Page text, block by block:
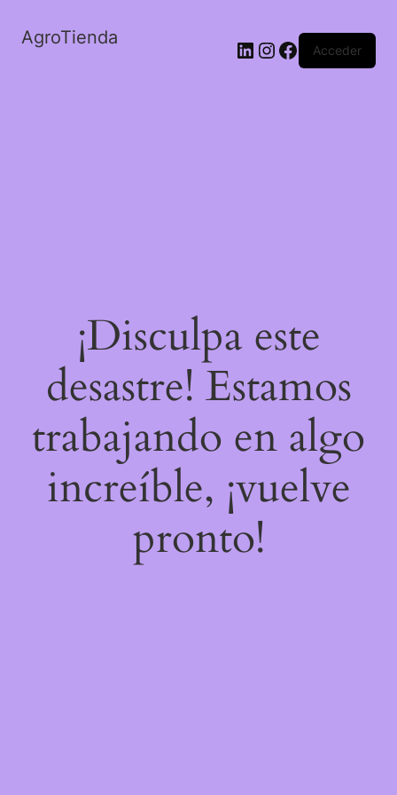
AgroTienda LinkedIn
Instagram
Facebook
Acceder
¡Disculpa este
desastre! Estamos
trabajando en algo
increíble, ¡vuelve
pronto!